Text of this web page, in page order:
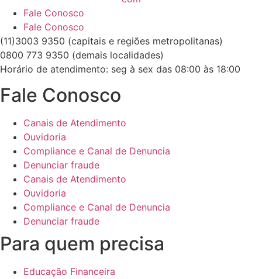
Fale Conosco
Fale Conosco
(11)3003 9350 (capitais e regiões metropolitanas)
0800 773 9350 (demais localidades)
Horário de atendimento: seg à sex das 08:00 às 18:00
Fale Conosco
Canais de Atendimento
Ouvidoria
Compliance e Canal de Denuncia
Denunciar fraude
Canais de Atendimento
Ouvidoria
Compliance e Canal de Denuncia
Denunciar fraude
Para quem precisa
Educação Financeira